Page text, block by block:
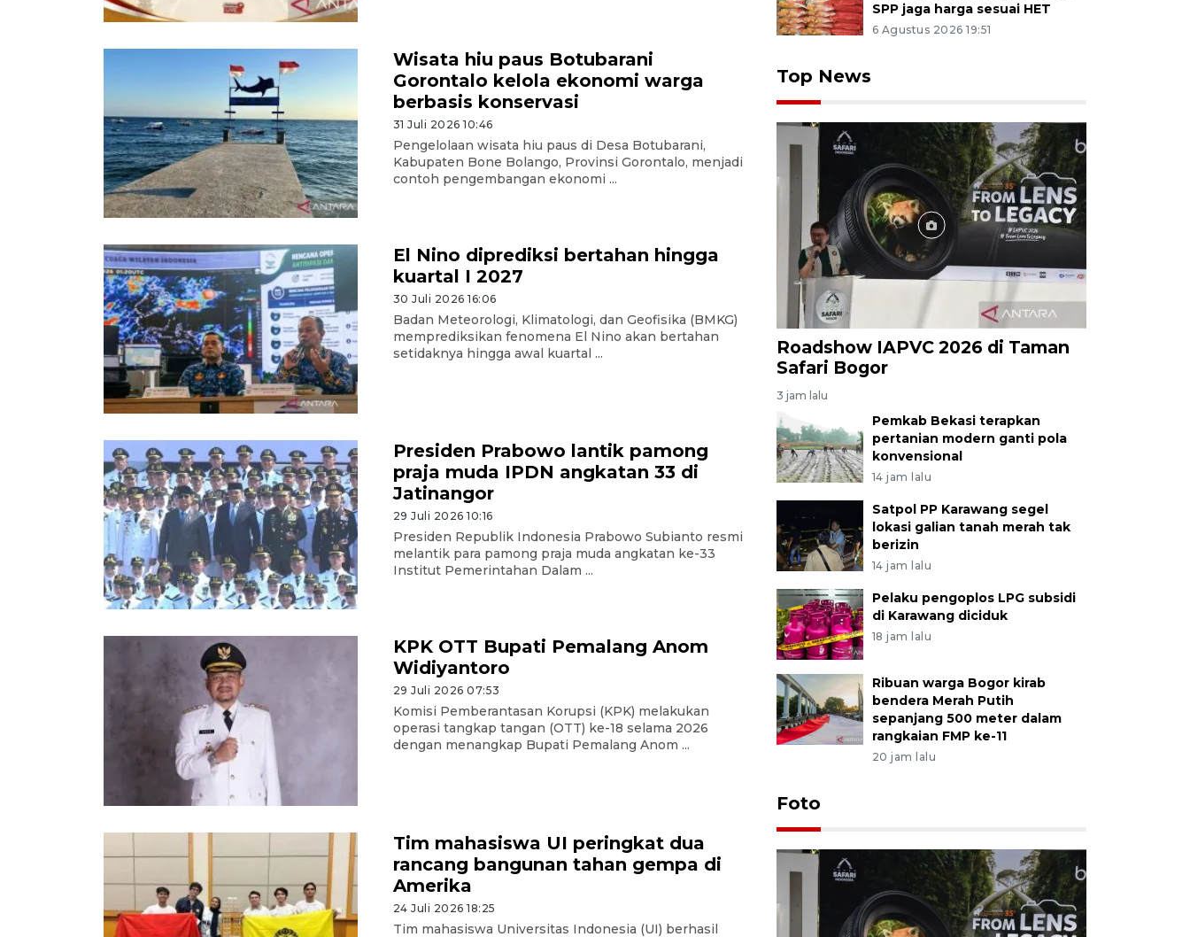
Wisata hiu paus Botubarani
Gorontalo kelola ekonomi warga
berbasis konservasi
31 Juli 2026 10:46
Pengelolaan wisata hiu paus di Desa Botubarani,
Kabupaten Bone Bolango, Provinsi Gorontalo, menjadi
contoh pengembangan ekonomi ...
El Nino diprediksi bertahan hingga
kuartal I 2027
30 Juli 2026 16:06
Badan Meteorologi, Klimatologi, dan Geofisika (BMKG)
memprediksikan fenomena El Nino akan bertahan
setidaknya hingga awal kuartal ...
Presiden Prabowo lantik pamong
praja muda IPDN angkatan 33 di
Jatinangor
29 Juli 2026 10:16
Presiden Republik Indonesia Prabowo Subianto resmi
melantik para pamong praja muda angkatan ke-33
Institut Pemerintahan Dalam ...
KPK OTT Bupati Pemalang Anom
Widiyantoro
29 Juli 2026 07:53
Komisi Pemberantasan Korupsi (KPK) melakukan
operasi tangkap tangan (OTT) ke-18 selama 2026
dengan menangkap Bupati Pemalang Anom ...
Tim mahasiswa UI peringkat dua
rancang bangunan tahan gempa di
Amerika
24 Juli 2026 18:25
Tim mahasiswa Universitas Indonesia (UI) berhasil
SPP jaga harga sesuai HET
6 Agustus 2026 19:51
Top News
Roadshow IAPVC 2026 di Taman
Safari Bogor
3 jam lalu
Pemkab Bekasi terapkan
pertanian modern ganti pola
konvensional
14 jam lalu
Satpol PP Karawang segel
lokasi galian tanah merah tak
berizin
14 jam lalu
Pelaku pengoplos LPG subsidi
di Karawang diciduk
18 jam lalu
Ribuan warga Bogor kirab
bendera Merah Putih
sepanjang 500 meter dalam
rangkaian FMP ke-11
20 jam lalu
Foto